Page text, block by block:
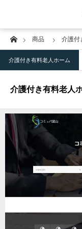
Home商品 介護付
介護付き有料老人ホーム
介護付き有料老人
ケアプラン作成
訪問
短期入所
訪問＋通い＋宿
施設
地域密着型小規